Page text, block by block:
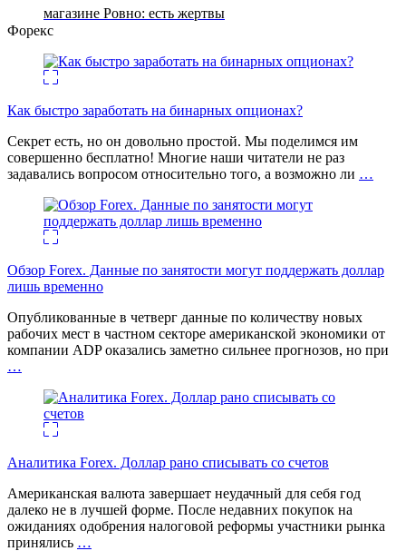
магазине Ровно: есть жертвы
Форекс
Как быстро заработать на бинарных опционах?
Секрет есть, но он довольно простой. Мы поделимся им
совершенно бесплатно! Многие наши читатели не раз
задавались вопросом относительно того, а возможно ли …
Обзор Forex. Данные по занятости могут поддержать доллар
лишь временно
Опубликованные в четверг данные по количеству новых
рабочих мест в частном секторе американской экономики от
компании ADP оказались заметно сильнее прогнозов, но при
…
Аналитика Forex. Доллар рано списывать со счетов
Американская валюта завершает неудачный для себя год
далеко не в лучшей форме. После недавних покупок на
ожиданиях одобрения налоговой реформы участники рынка
принялись …